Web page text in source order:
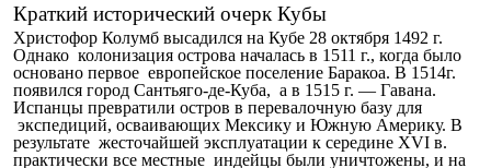
Краткий исторический очерк Кубы
Христофор Колумб высадился на Кубе 28 октября 1492 г.
Однако колонизация острова началась в 1511 г., когда было
основано первое европейское поселение Баракоа. В 1514г.
появился город Сантьяго-де-Куба, а в 1515 г. — Гавана.
Испанцы превратили остров в перевалочную базу для
экспедиций, осваивающих Мексику и Южную Америку. В
результате жесточайшей эксплуатации к середине XVI в.
практически все местные индейцы были уничтожены, и на